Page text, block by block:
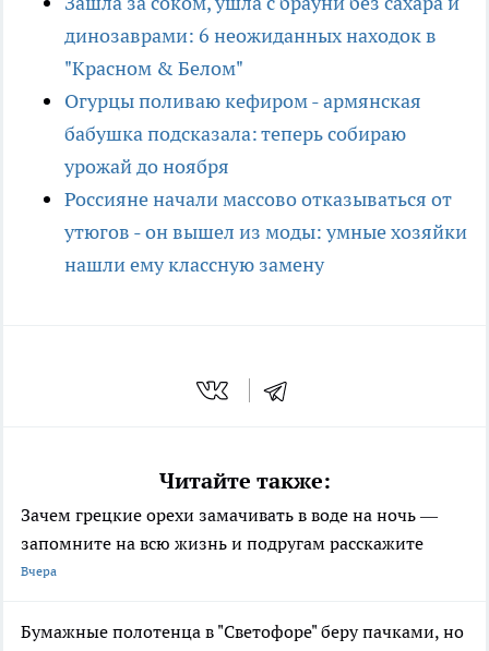
динозаврами: 6 неожиданных находок в
"Красном & Белом"
Огурцы поливаю кефиром - армянская
бабушка подсказала: теперь собираю
урожай до ноября
Россияне начали массово отказываться от
утюгов - он вышел из моды: умные хозяйки
нашли ему классную замену
Читайте также:
Зачем грецкие орехи замачивать в воде на ночь —
запомните на всю жизнь и подругам расскажите
Вчера
Бумажные полотенца в "Светофоре" беру пачками, но